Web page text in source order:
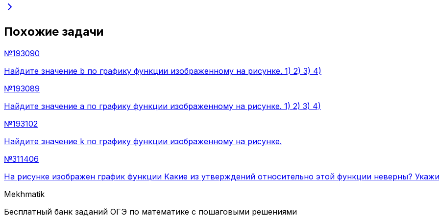
Похожие задачи
№193090
Найдите значение b по графику функции изображенному на рисунке. 1) 2) 3) 4)
№193089
Найдите значение a по графику функции изображенному на рисунке. 1) 2) 3) 4)
№193102
Найдите значение k по графику функции изображенному на рисунке.
№311406
На рисунке изображен график функции Какие из утверждений относительно этой функции неверны?
Mekhmatik
Бесплатный банк заданий ОГЭ по математике с пошаговыми решениями